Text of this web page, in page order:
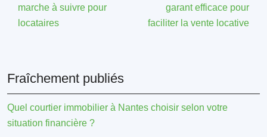
marche à suivre pour
locataires
garant efficace pour
faciliter la vente locative
Fraîchement publiés
Quel courtier immobilier à Nantes choisir selon votre
situation financière ?